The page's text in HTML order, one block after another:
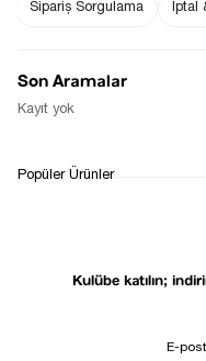
CEP DETAY SIYAH DÜZ KESIM
Kulübe katılın;
Sipariş Sorgulama İptal
Son Aramalar
Kayıt yok
Popüler Ürünler